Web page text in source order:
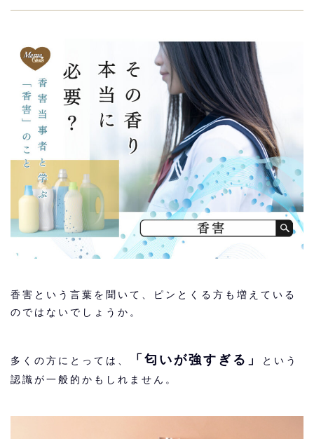
香害という言葉を聞いて、ピンとくる方も増えている
のではないでしょうか。
多くの方にとっては、 「匂いが強すぎる」
という
認識が一般的かもしれません。